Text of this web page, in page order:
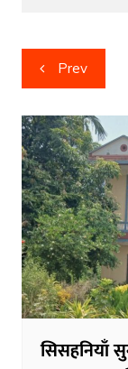
Post
navigation
Prev
सिसहनियाँ